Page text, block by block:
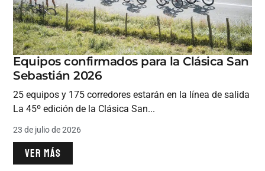
Equipos confirmados para la Clásica San
Sebastián 2026
25 equipos y 175 corredores estarán en la línea de salida
La 45º edición de la Clásica San...
23 de julio de 2026
VER MÁS